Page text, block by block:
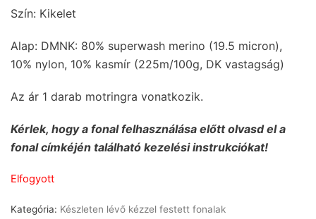
Szín: Kikelet
Alap: DMNK: 80% superwash merino (19.5 micron),
10% nylon, 10% kasmír (225m/100g, DK vastagság)
Az ár 1 darab motringra vonatkozik.
Kérlek, hogy a fonal felhasználása előtt olvasd el a
fonal címkéjén található kezelési instrukciókat!
Elfogyott
Kategória: Készleten lévő kézzel festett fonalak